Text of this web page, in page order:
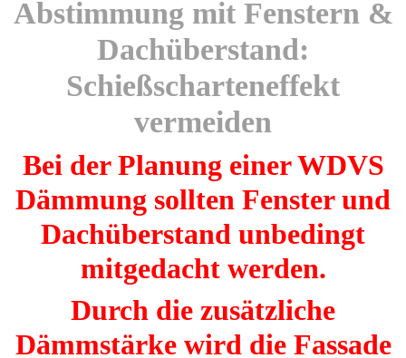
Abstimmung mit Fenstern &
Dachüberstand:
Schießscharteneffekt
vermeiden
Bei der Planung einer WDVS
Dämmung sollten Fenster und
Dachüberstand unbedingt
mitgedacht werden.
Durch die zusätzliche
Dämmstärke wird die Fassade